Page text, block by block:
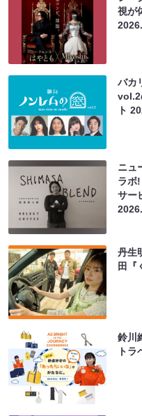
視が
バカ
vol.2
ト
ニュ
ラボ
サー
丹生
田『
鈴川
ト